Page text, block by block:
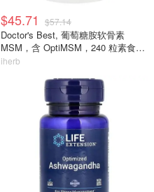
$45.71 $57.14
Doctor's Best, 葡萄糖胺软骨素
MSM，含 OptiMSM，240 粒素食胶
囊
iherb